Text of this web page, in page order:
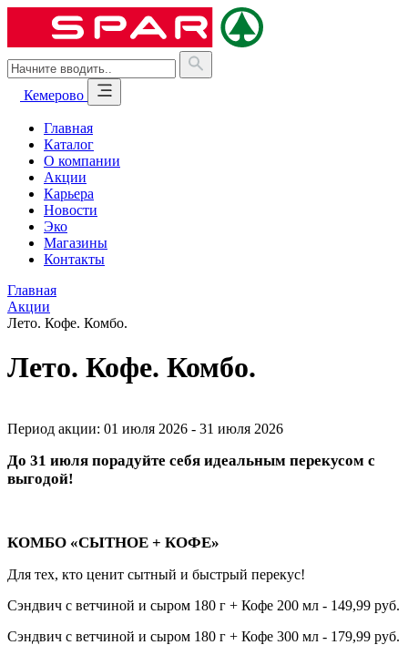
Кемерово
Главная
Каталог
О компании
Акции
Карьера
Новости
Эко
Магазины
Контакты
Главная
Акции
Лето. Кофе. Комбо.
Лето. Кофе. Комбо.
Период акции: 01 июля 2026 - 31 июля 2026
До 31 июля порадуйте себя идеальным перекусом с
выгодой!
КОМБО «СЫТНОЕ + КОФЕ»
Для тех, кто ценит сытный и быстрый перекус!
Сэндвич с ветчиной и сыром 180 г + Кофе 200 мл - 149,99 руб.
Сэндвич с ветчиной и сыром 180 г + Кофе 300 мл - 179,99 руб.